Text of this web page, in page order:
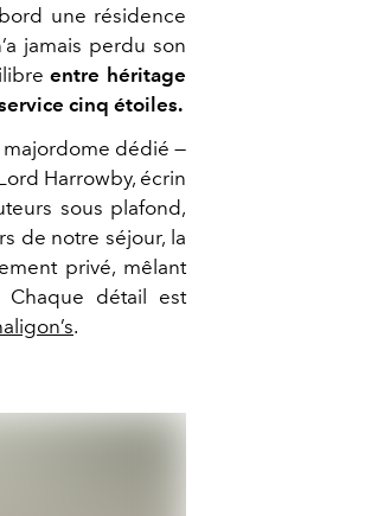
une résidence
jamais perdu son
entre héritage
cinq étoiles.
majordome dédié —
Harrowby, écrin
sous plafond,
de notre séjour, la
privé, mêlant
Chaque détail est
.